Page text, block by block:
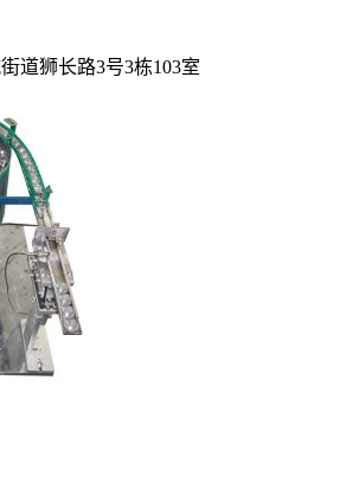
道狮长路3号3栋103室